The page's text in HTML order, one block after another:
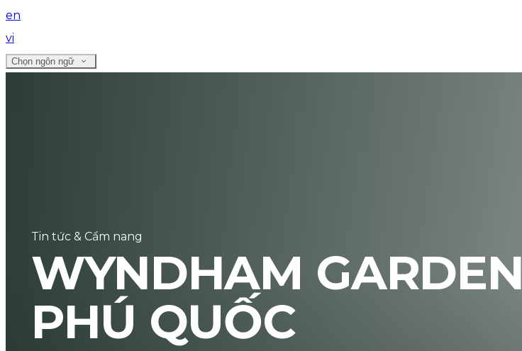
en
vi
Chọn ngôn ngữ
Tin tức & Cẩm nang
WYNDHAM GARDEN
PHÚ QUỐC